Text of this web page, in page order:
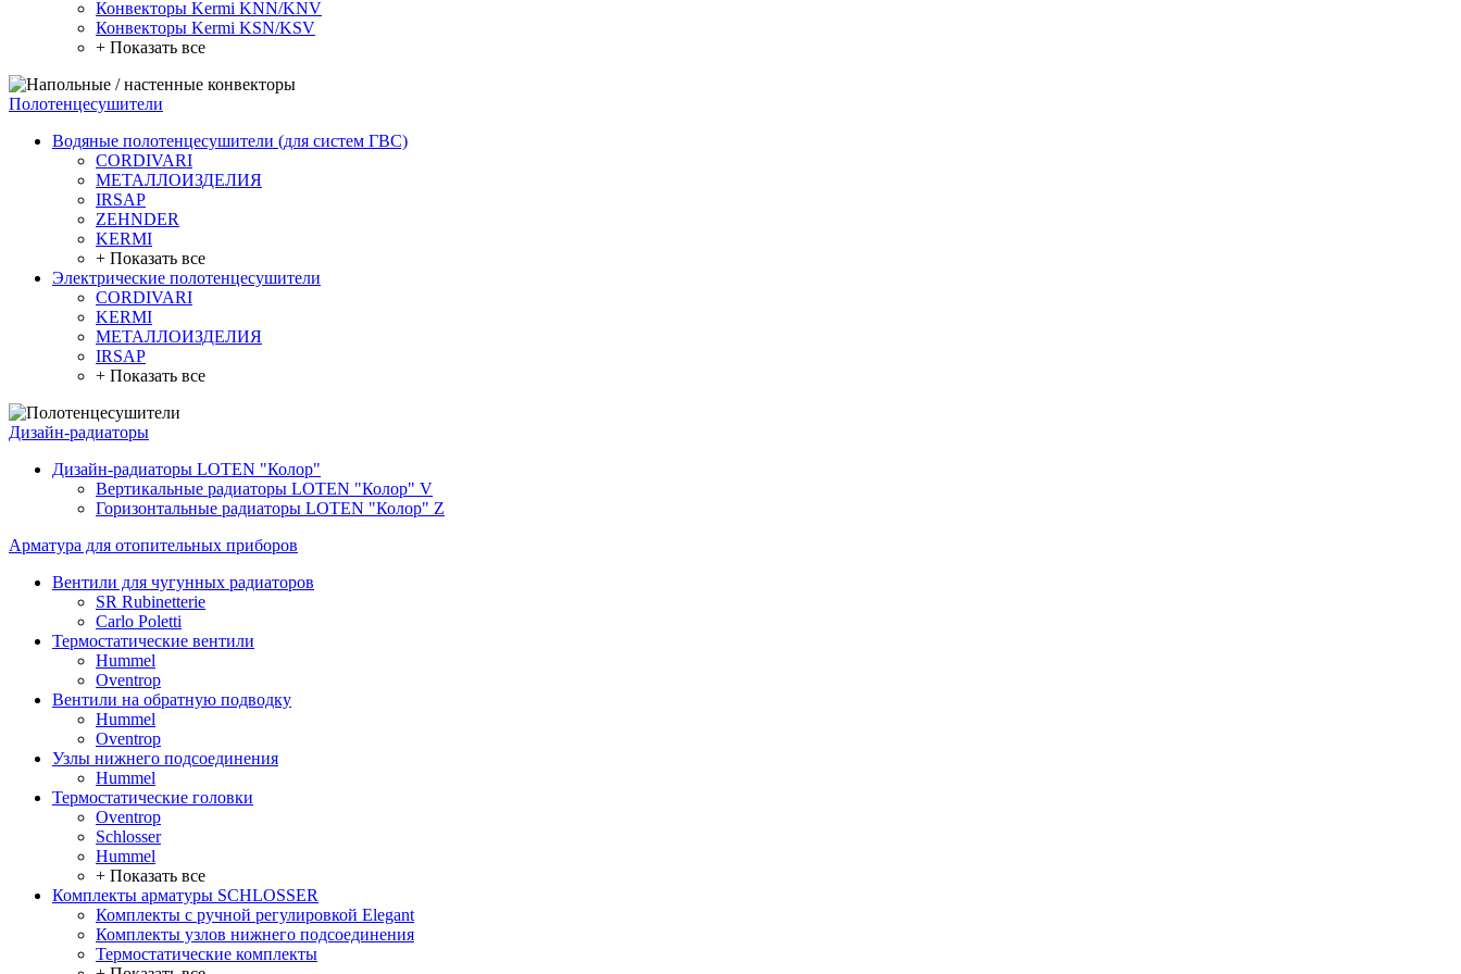
Конвекторы Kermi KNN/KNV
Конвекторы Kermi KSN/KSV
+ Показать все
Полотенцесушители
Водяные полотенцесушители (для систем ГВС)
CORDIVARI
МЕТАЛЛОИЗДЕЛИЯ
IRSAP
ZEHNDER
KERMI
+ Показать все
Электрические полотенцесушители
CORDIVARI
KERMI
МЕТАЛЛОИЗДЕЛИЯ
IRSAP
+ Показать все
Дизайн-радиаторы
Дизайн-радиаторы LOTEN "Колор"
Вертикальные радиаторы LOTEN "Колор" V
Горизонтальные радиаторы LOTEN "Колор" Z
Арматура для отопительных приборов
Вентили для чугунных радиаторов
SR Rubinetterie
Carlo Poletti
Термостатические вентили
Hummel
Oventrop
Вентили на обратную подводку
Hummel
Oventrop
Узлы нижнего подсоединения
Hummel
Термостатические головки
Oventrop
Schlosser
Hummel
+ Показать все
Комплекты арматуры SCHLOSSER
Комплекты с ручной регулировкой Elegant
Комплекты узлов нижнего подсоединения
Термостатические комплекты